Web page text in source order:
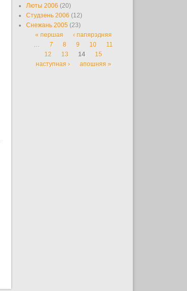
Люты 2006 (20)
Студзень 2006 (12)
Снежань 2005 (23)
Старонкі
« першая
‹ папярэдняя
…
7 8 9 10
11
12
13 14
15
наступная ›
апошняя »